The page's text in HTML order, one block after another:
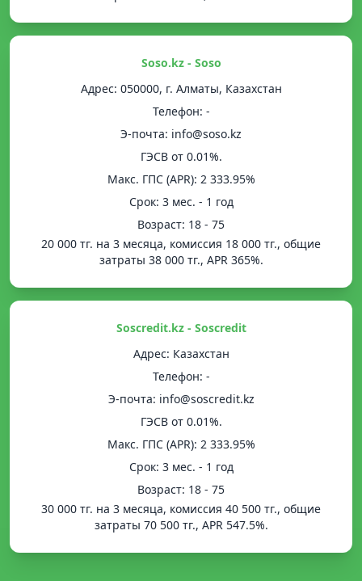
Soso.kz - Soso
Адрес: 050000, г. Алматы, Казахстан
Телефон: -
Э-почта: info@soso.kz
ГЭСВ от 0.01%.
Mакс. ГПС (APR): 2 333.95%
Срок: 3 мес. - 1 год
Возраст: 18 - 75
20 000 тг. на 3 месяца, комиссия 18 000 тг., общие
затраты 38 000 тг., APR 365%.
Soscredit.kz - Soscredit
Адрес: Казахстан
Телефон: -
Э-почта: info@soscredit.kz
ГЭСВ от 0.01%.
Mакс. ГПС (APR): 2 333.95%
Срок: 3 мес. - 1 год
Возраст: 18 - 75
30 000 тг. на 3 месяца, комиссия 40 500 тг., общие
затраты 70 500 тг., APR 547.5%.